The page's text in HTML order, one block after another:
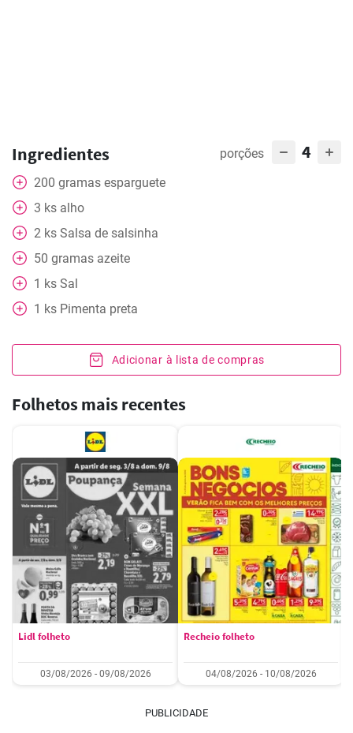
Ingredientes porções 4
200 gramas esparguete
3 ks alho
2 ks Salsa de salsinha
50 gramas azeite
1 ks Sal
1 ks Pimenta preta
Adicionar à lista de compras
Folhetos mais recentes
Lidl folheto
03/08/2026 - 09/08/2026
Recheio folheto
04/08/2026 - 10/08/2026
PUBLICIDADE